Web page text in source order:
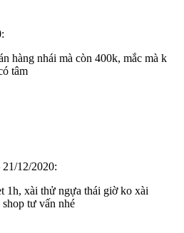
:
hàng nhái mà còn 400k, mắc mà k
tâm
21/12/2020:
1h, xài thử ngựa thái giờ ko xài
tư vấn nhé